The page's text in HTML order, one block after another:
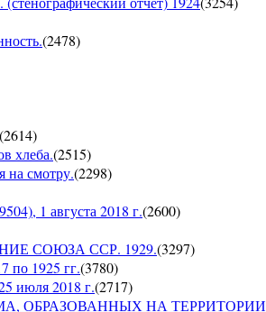
(2478)
(2614)
хлеба.(2515)
на смотру.(2298)
1 августа 2018 г.(2600)
СОЮЗА ССР. 1929.(3297)
по 1925 гг.(3780)
июля 2018 г.(2717)
ОБРАЗОВАННЫХ НА ТЕРРИТОРИИ